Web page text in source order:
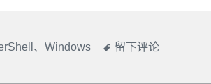
、Windows
于
留下评论